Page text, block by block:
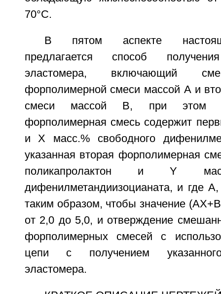
70°C.
В пятом аспекте
предлагается способ
эластомера, включающий
форполимерной смеси массой A и
смеси массой B, при этом
форполимерная смесь содержит
и X масс.% свободного
указанная вторая форполимерная
поликапролактон и Y
дифенилметандиизоцианата, и где
таким образом, чтобы значение
от 2,0 до 5,0, и отверждение
форполимерных смесей с
цепи с получением указанного
эластомера.